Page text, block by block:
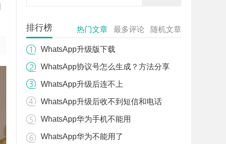
排行榜 热门文章 最多评论 随机文章
WhatsApp升级版下载
WhatsApp协议号怎么生成？方法分享
WhatsApp升级后连不上
WhatsApp升级后收不到短信和电话
WhatsApp华为手机不能用
WhatsApp华为不能用了